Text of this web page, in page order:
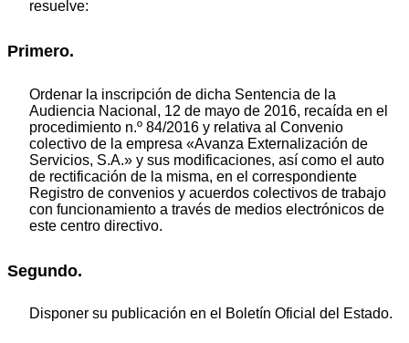
resuelve:
Primero.
Ordenar la inscripción de dicha Sentencia de la
Audiencia Nacional, 12 de mayo de 2016, recaída en el
procedimiento n.º 84/2016 y relativa al Convenio
colectivo de la empresa «Avanza Externalización de
Servicios, S.A.» y sus modificaciones, así como el auto
de rectificación de la misma, en el correspondiente
Registro de convenios y acuerdos colectivos de trabajo
con funcionamiento a través de medios electrónicos de
este centro directivo.
Segundo.
Disponer su publicación en el Boletín Oficial del Estado.